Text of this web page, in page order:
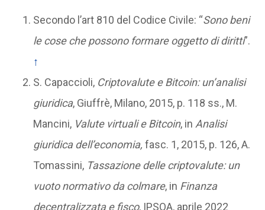
Secondo l’art 810 del Codice Civile: “Sono beni
le cose che possono formare oggetto di diritti”.
↑
S. Capaccioli, Criptovalute e Bitcoin: un’analisi
giuridica, Giuffrè, Milano, 2015, p. 118 ss., M.
Mancini, Valute virtuali e Bitcoin, in Analisi
giuridica dell’economia, fasc. 1, 2015, p. 126, A.
Tomassini, Tassazione delle criptovalute: un
vuoto normativo da colmare, in Finanza
decentralizzata e fisco, IPSOA, aprile 2022